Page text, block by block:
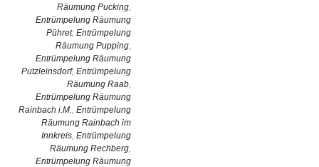
Räumung Pucking,
Entrümpelung Räumung
Pühret, Entrümpelung
Räumung Pupping,
Entrümpelung Räumung
Putzleinsdorf, Entrümpelung
Räumung Raab,
Entrümpelung Räumung
Rainbach i.M., Entrümpelung
Räumung Rainbach im
Innkreis, Entrümpelung
Räumung Rechberg,
Entrümpelung Räumung